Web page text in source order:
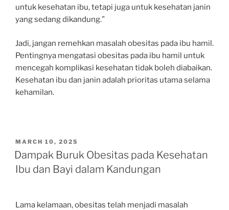
untuk kesehatan ibu, tetapi juga untuk kesehatan janin
yang sedang dikandung.”
Jadi, jangan remehkan masalah obesitas pada ibu hamil.
Pentingnya mengatasi obesitas pada ibu hamil untuk
mencegah komplikasi kesehatan tidak boleh diabaikan.
Kesehatan ibu dan janin adalah prioritas utama selama
kehamilan.
POSTED
ON
MARCH 10, 2025
Dampak Buruk Obesitas pada Kesehatan
Ibu dan Bayi dalam Kandungan
Lama kelamaan, obesitas telah menjadi masalah